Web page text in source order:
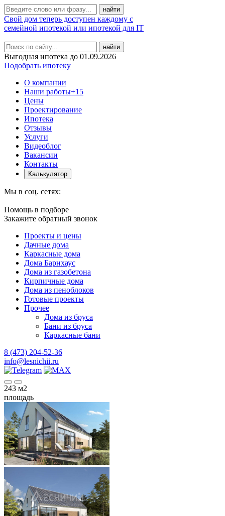
Свой дом теперь доступен каждому с
семейной ипотекой или ипотекой для IT
найти
Выгодная ипотека до 01.09.2026
Подобрать ипотеку
О компании
Наши работы+15
Цены
Проектирование
Ипотека
Отзывы
Услуги
Видеоблог
Вакансии
Контакты
Калькулятор
Мы в соц. сетях:
Помощь в подборе
Закажите обратный звонок
Проекты и цены
Дачные дома
Каркасные дома
Дома Барнхаус
Дома из газобетона
Кирпичные дома
Дома из пеноблоков
Готовые проекты
Прочее
Дома из бруса
Бани из бруса
Каркасные бани
8 (473) 204-52-36
info@lesnichii.ru
243 м2
площадь